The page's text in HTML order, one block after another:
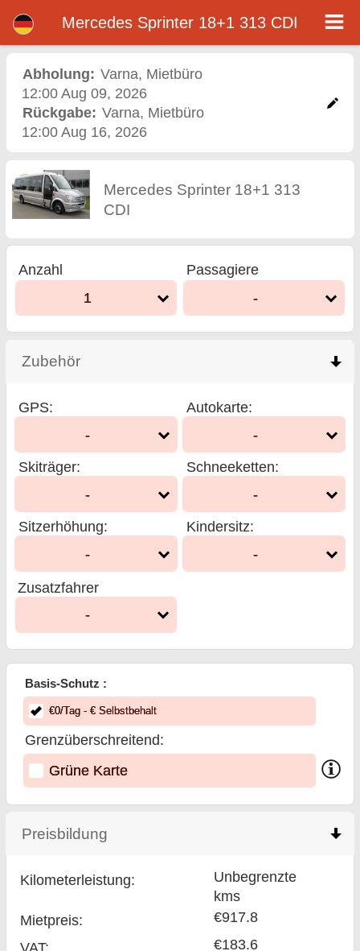
Vollkaskoversicherung (ohne Selbstbeteiligung), unbegrenzte Kilometer, kostenlose Kindersitze, zusätzliche Fahrer kostenlos,
niedrigen Preis Autovermietung garantiert.
Mercedes Sprinter 18+1 313 CDI
Abholung: Varna, Mietbüro
12:00 Aug 09, 2026
Rückgabe: Varna, Mietbüro
12:00 Aug 16, 2026
Mercedes Sprinter 18+1 313
CDI
Anzahl
1
Passagiere
-
Zubehör
GPS:
-
Autokarte:
-
Skiträger:
-
Schneeketten:
-
Sitzerhöhung:
-
Kindersitz:
-
Zusatzfahrer
-
Basis-Schutz :
€0/Tag- €Selbstbehalt
Grenzüberschreitend:
Grüne Karte
Preisbildung
Kilometerleistung:
Unbegrenzte
kms
Mietpreis:
€917.8
€183.6